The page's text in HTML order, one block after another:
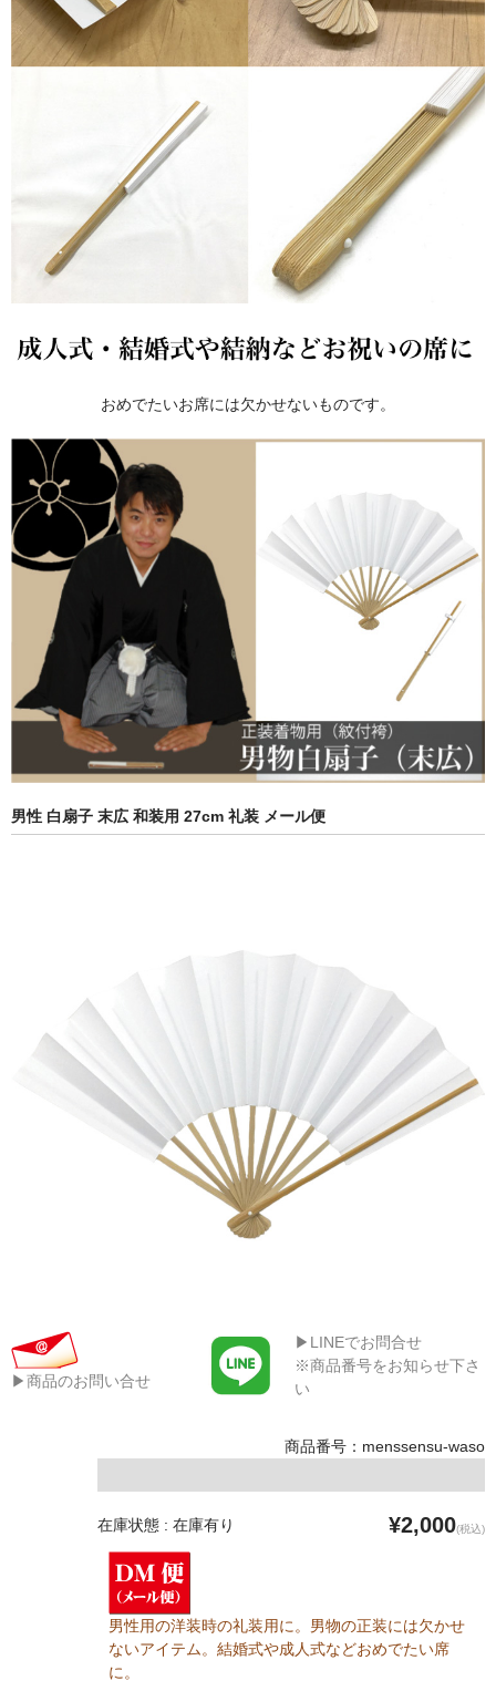
おめでたいお席には欠かせないものです。
男性 白扇子 末広 和装用 27cm 礼装 メール便
▶商品のお問い合せ
▶LINEでお問合せ
※商品番号をお知らせ下さ
い
商品番号：menssensu-waso
在庫状態 : 在庫有り ¥2,000(税込)
男性用の洋装時の礼装用に。男物の正装には欠かせ
ないアイテム。結婚式や成人式などおめでたい席
に。